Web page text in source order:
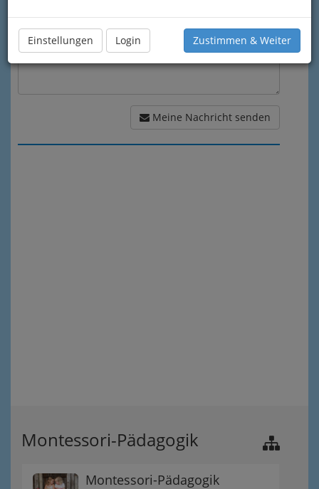
Einstellungen Login Zustimmen & Weiter
Meine Nachricht senden
Montessori-Pädagogik
Montessori-Pädagogik